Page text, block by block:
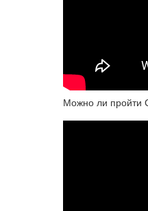
Можно ли пройти